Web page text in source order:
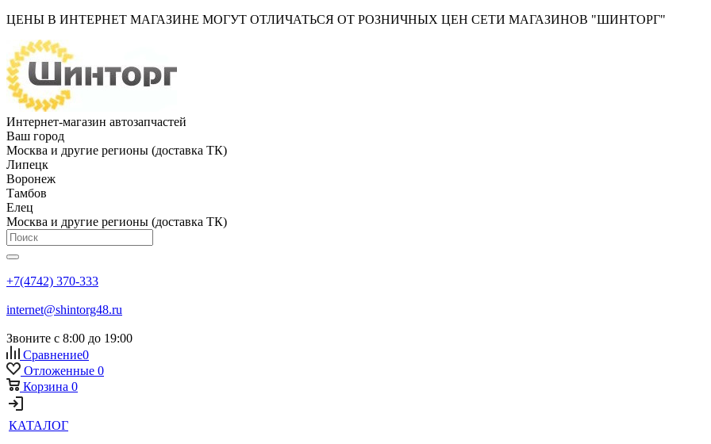
ЦЕНЫ В ИНТЕРНЕТ МАГАЗИНЕ МОГУТ ОТЛИЧАТЬСЯ ОТ РОЗНИЧНЫХ ЦЕН СЕТИ МАГАЗИНОВ "ШИНТОРГ"
Интернет-магазин автозапчастей
Ваш город
Москва и другие регионы (доставка ТК)
Липецк
Воронеж
Тамбов
Елец
Москва и другие регионы (доставка ТК)
+7(4742) 370-333
internet@shintorg48.ru
Звоните с 8:00 до 19:00
Сравнение0
Отложенные 0
Корзина 0
КАТАЛОГ